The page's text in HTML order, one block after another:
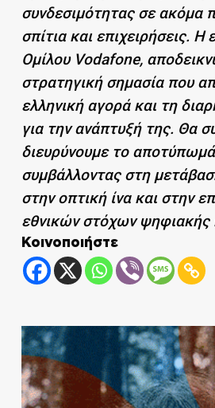
συνδεσιμότητας σε ακόμα
σπίτια και επιχειρήσεις. Η
Ομίλου Vodafone,
στρατηγική σημασία που
ελληνική αγορά και τη
για την ανάπτυξή της. Θα
διευρύνουμε το
συμβάλλοντας στη
στην οπτική ίνα και στην
εθνικών στόχων ψηφιακής
Κοινοποιήστε